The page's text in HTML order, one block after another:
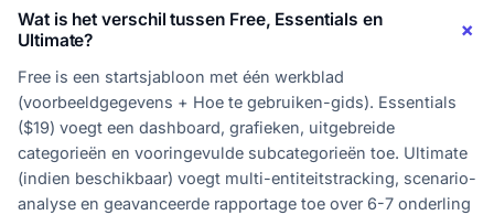
Wat is het verschil tussen Free, Essentials en
Ultimate?
Free is een startsjabloon met één werkblad
(voorbeeldgegevens + Hoe te gebruiken-gids). Essentials
($19) voegt een dashboard, grafieken, uitgebreide
categorieën en vooringevulde subcategorieën toe. Ultimate
(indien beschikbaar) voegt multi-entiteitstracking, scenario-
analyse en geavanceerde rapportage toe over 6-7 onderling